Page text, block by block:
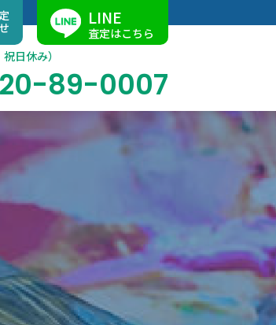
Facebook
陶磁器・陶器買取
美術品・古美術品買取
催事買取
LINE
査定はこちら
日休み）
89-0007